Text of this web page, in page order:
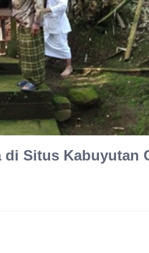
di Situs Kabuyutan